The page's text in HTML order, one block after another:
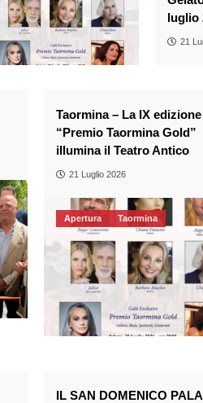
luglio
21
Apertura Taormina
Taormina – La IX
“Premio Taormina Gold”
illumina il Teatro Antico
21 Luglio 2026
IL SAN DOMENICO